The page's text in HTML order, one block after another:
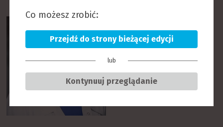
Co możesz zrobić:
Przejdź do strony bieżącej edycji
lub
Kontynuuj przeglądanie